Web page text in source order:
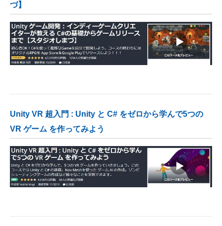
づ】
Unity VR 超入門 : Unity と C# をゼロから学んで5つの
VR ゲーム を作ってみよう